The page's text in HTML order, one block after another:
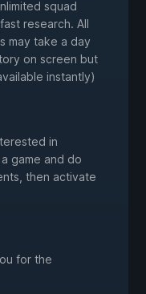
squad
research. All
may take a day
on screen but
instantly)
in
game and do
then activate
for the